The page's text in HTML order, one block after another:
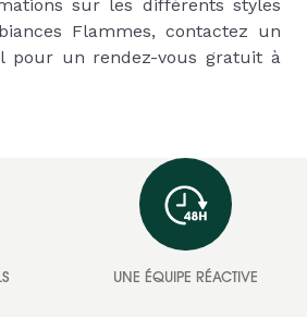
sur les différents styles
Flammes, contactez un
pour un rendez-vous gratuit à
UNE ÉQUIPE RÉACTIVE